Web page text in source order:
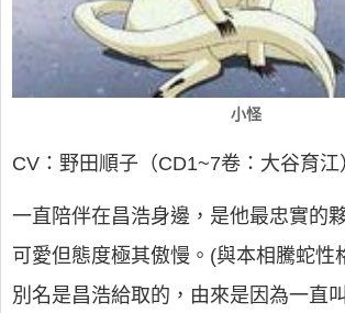
小怪
CV：野田順子（CD1~7卷：大谷育江
一直陪伴在昌浩身邊，是他最忠實的
可愛但態度極其傲慢。(與本相騰蛇性
別名是昌浩給取的，由來是因為一直